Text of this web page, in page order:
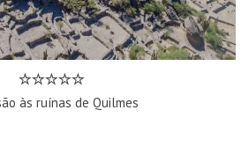
às ruínas de Quilmes